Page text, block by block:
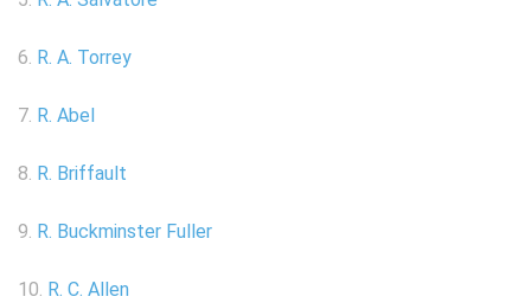
6. R. A. Torrey
7. R. Abel
8. R. Briffault
9. R. Buckminster Fuller
10. R. C. Allen